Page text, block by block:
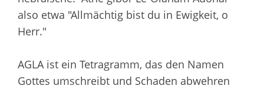
also etwa "Allmächtig bist du in Ewigkeit, o
Herr."
AGLA ist ein Tetragramm, das den Namen
Gottes umschreibt und Schaden abwehren